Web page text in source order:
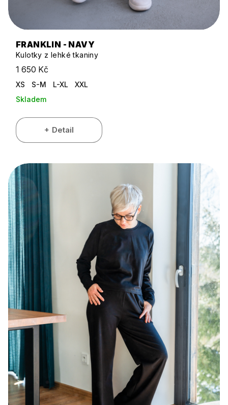
FRANKLIN - NAVY
Kulotky z lehké tkaniny
1 650 Kč
XS S-M L-XL
XXL
Skladem
Detail